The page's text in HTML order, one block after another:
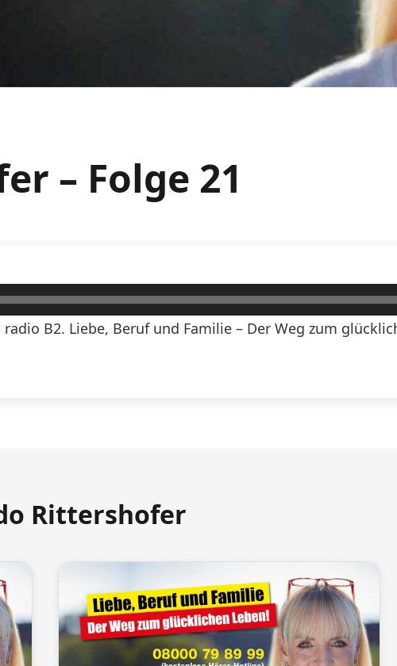
– Folge 21
B2. Liebe, Beruf und Familie – Der Weg zum
Rittershofer